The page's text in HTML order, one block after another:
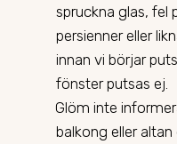
spruckna glas, fel
persienner eller
innan vi börjar
fönster putsas ej.
Glöm inte
balkong eller